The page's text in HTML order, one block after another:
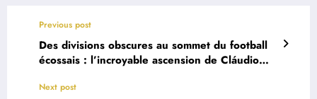
Previous post
Des divisions obscures au sommet du football
écossais : l’incroyable ascension de Cláudio
Next post